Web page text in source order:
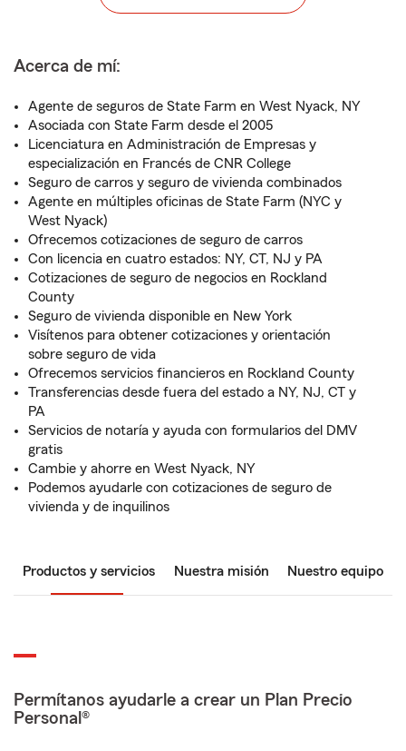
Acerca de mí:
Agente de seguros de State Farm en West Nyack, NY
Asociada con State Farm desde el 2005
Licenciatura en Administración de Empresas y
especialización en Francés de CNR College
Seguro de carros y seguro de vivienda combinados
Agente en múltiples oficinas de State Farm (NYC y
West Nyack)
Ofrecemos cotizaciones de seguro de carros
Con licencia en cuatro estados: NY, CT, NJ y PA
Cotizaciones de seguro de negocios en Rockland
County
Seguro de vivienda disponible en New York
Visítenos para obtener cotizaciones y orientación
sobre seguro de vida
Ofrecemos servicios financieros en Rockland County
Transferencias desde fuera del estado a NY, NJ, CT y
PA
Servicios de notaría y ayuda con formularios del DMV
gratis
Cambie y ahorre en West Nyack, NY
Podemos ayudarle con cotizaciones de seguro de
vivienda y de inquilinos
Productos y servicios Nuestra misión Nuestro equipo
Permítanos ayudarle a crear un Plan Precio
Personal®